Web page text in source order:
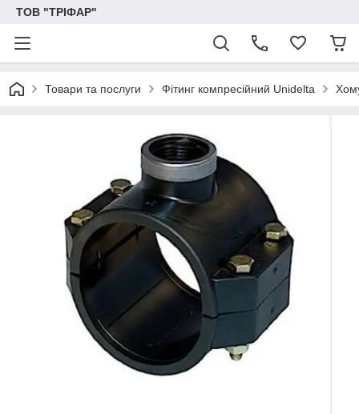
ТОВ "ТРІФАР"
Товари та послуги Фітинг компресійний Unidelta